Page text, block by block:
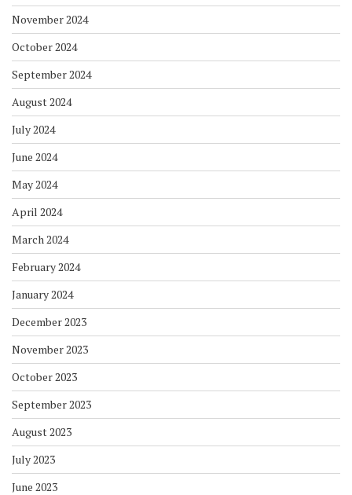
November 2024
October 2024
September 2024
August 2024
July 2024
June 2024
May 2024
April 2024
March 2024
February 2024
January 2024
December 2023
November 2023
October 2023
September 2023
August 2023
July 2023
June 2023